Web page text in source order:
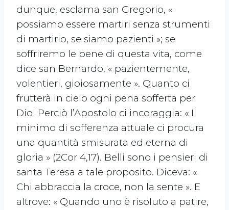
dunque, esclama san Gregorio, «
possiamo essere martiri senza strumenti
di martirio, se siamo pazienti »; se
soffriremo le pene di questa vita, come
dice san Bernardo, « pazientemente,
volentieri, gioiosamente ». Quanto ci
frutterà in cielo ogni pena sofferta per
Dio! Perciò l’Apostolo ci incoraggia: « Il
minimo di sofferenza attuale ci procura
una quantità smisurata ed eterna di
gloria » (2Cor 4,17). Belli sono i pensieri di
santa Teresa a tale proposito. Diceva: «
Chi abbraccia la croce, non la sente ». E
altrove: « Quando uno è risoluto a patire,